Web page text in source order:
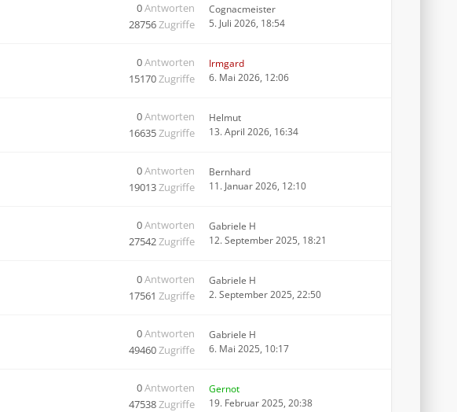
0Antworten
28756Zugriffe
Cognacmeister
5. Juli 2026, 18:54
0Antworten
15170Zugriffe
Irmgard
6. Mai 2026, 12:06
0Antworten
16635Zugriffe
Helmut
13. April 2026, 16:34
0Antworten
19013Zugriffe
Bernhard
11. Januar 2026, 12:10
0Antworten
27542Zugriffe
Gabriele H
12. September 2025, 18:21
0Antworten
17561 Zugriffe
Gabriele H
2. September 2025, 22:50
0Antworten
49460Zugriffe
Gabriele H
6. Mai 2025, 10:17
0Antworten
47538Zugriffe
Gernot
19. Februar 2025, 20:38